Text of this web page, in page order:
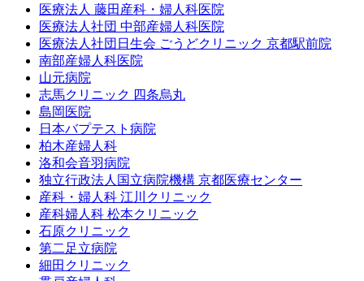
医療法人 藤田産科・婦人科医院
医療法人社団 中部産婦人科医院
医療法人社団日生会 ごうどクリニック 京都駅前院
南部産婦人科医院
山元病院
志馬クリニック 四条烏丸
島岡医院
日本バプテスト病院
柏木産婦人科
洛和会音羽病院
独立行政法人国立病院機構 京都医療センター
産科・婦人科 江川クリニック
産科婦人科 松本クリニック
石原クリニック
第二足立病院
細田クリニック